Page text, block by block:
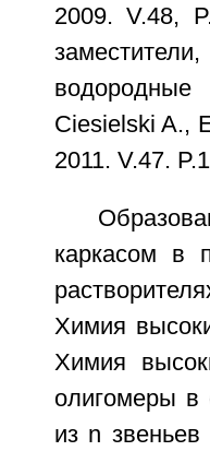
2009. V.48,
Ciesielski A.,
2011. V.47.
каркасом в
Химия
Химия
олигомеры в
из n